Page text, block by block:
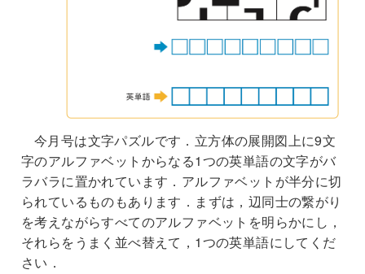
今月号は文字パズルです．立方体の展開図上に9文
字のアルファベットからなる1つの英単語の文字がバ
ラバラに置かれています．アルファベットが半分に切
られているものもあります．まずは，辺同士の繋がり
を考えながらすべてのアルファベットを明らかにし，
それらをうまく並べ替えて，1つの英単語にしてくだ
さい．